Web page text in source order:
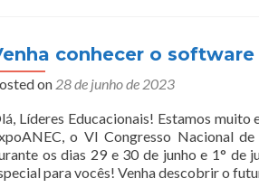
conhecer o software
on 28 de junho de 2023
Líderes Educacionais! Estamos muito
o VI Congresso Nacional
os dias 29 e 30 de junho e 1° de
para vocês! Venha descobrir o